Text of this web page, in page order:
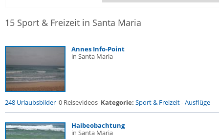
15 Sport & Freizeit in Santa Maria
Annes Info-Point
in Santa Maria
248 Urlaubsbilder 0 Reisevideos Kategorie: Sport & Freizeit-Ausflüge
Haibeobachtung
in Santa Maria